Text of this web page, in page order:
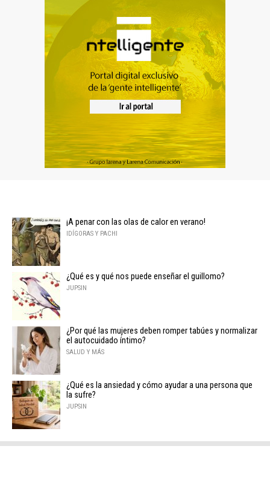
¡A penar con las olas de calor en verano!
IDÍGORAS Y PACHI
¿Qué es y qué nos puede enseñar el guillomo?
JUPSIN
¿Por qué las mujeres deben romper tabúes y normalizar
el autocuidado íntimo?
SALUD Y MÁS
¿Qué es la ansiedad y cómo ayudar a una persona que
la sufre?
JUPSIN